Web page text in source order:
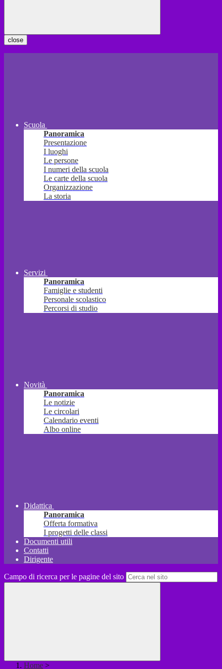
close
Scuola
Panoramica
Presentazione
I luoghi
Le persone
I numeri della scuola
Le carte della scuola
Organizzazione
La storia
Servizi
Panoramica
Famiglie e studenti
Personale scolastico
Percorsi di studio
Novità
Panoramica
Le notizie
Le circolari
Calendario eventi
Albo online
Didattica
Panoramica
Offerta formativa
I progetti delle classi
Documenti utili
Contatti
Dirigente
Campo di ricerca per le pagine del sito
Home >